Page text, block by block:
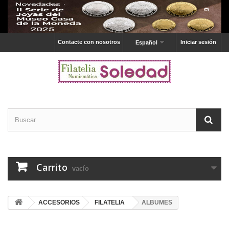
Iniciar sesión
Español
Contacte con nosotros
Carrito vacío
ACCESORIOS FILATELIA ALBUMES